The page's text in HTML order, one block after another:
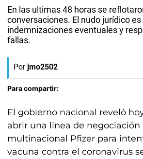
En las ultimas 48 horas se
conversaciones. El nudo jurídico
indemnizaciones eventuales y
fallas.
Por jmo2502
Para compartir:
El gobierno nacional reveló
abrir una línea de negociación
multinacional Pfizer para
vacuna contra el coronavirus